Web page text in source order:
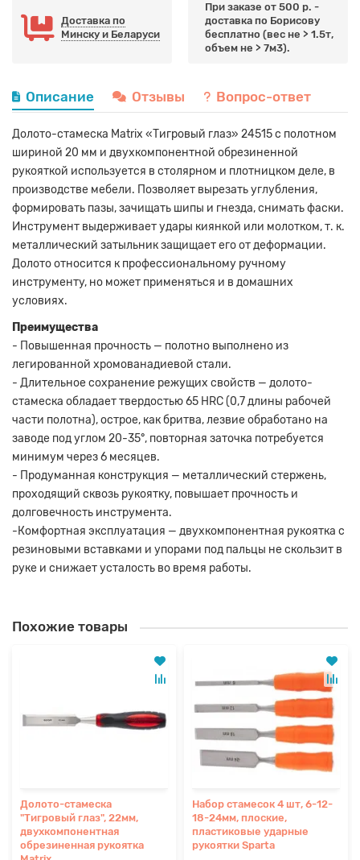
Доставка по
Минску и Беларуси
При заказе от 500 р. -
доставка по Борисову
бесплатно (вес не > 1.5т,
объем не > 7м3).
Описание Отзывы Вопрос-ответ
Долото-стамеска Matrix «Тигровый глаз» 24515 с полотном
шириной 20 мм и двухкомпонентной обрезиненной
рукояткой используется в столярном и плотницком деле, в
производстве мебели. Позволяет вырезать углубления,
формировать пазы, зачищать шипы и гнезда, снимать фаски.
Инструмент выдерживает удары киянкой или молотком, т. к.
металлический затыльник защищает его от деформации.
Долото относится к профессиональному ручному
инструменту, но может применяться и в домашних
условиях.
Преимущества
- Повышенная прочность — полотно выполнено из
легированной хромованадиевой стали.
- Длительное сохранение режущих свойств — долото-
стамеска обладает твердостью 65 HRC (0,7 длины рабочей
части полотна), острое, как бритва, лезвие обработано на
заводе под углом 20-35°, повторная заточка потребуется
минимум через 6 месяцев.
- Продуманная конструкция — металлический стержень,
проходящий сквозь рукоятку, повышает прочность и
долговечность инструмента.
-Комфортная эксплуатация — двухкомпонентная рукоятка с
резиновыми вставками и упорами под пальцы не скользит в
руке и снижает усталость во время работы.
Похожие товары
Долото-стамеска
"Тигровый глаз", 22мм,
двухкомпонентная
обрезиненная рукоятка
Набор стамесок 4 шт, 6-12-
18-24мм, плоские,
пластиковые ударные
рукоятки Sparta